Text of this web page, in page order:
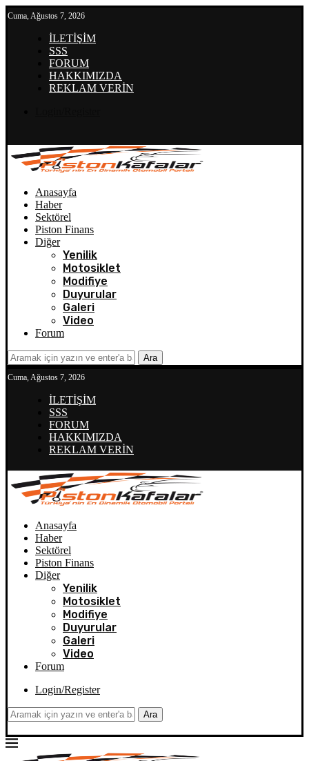
Cuma, Ağustos 7, 2026
İLETİŞİM
SSS
FORUM
HAKKIMIZDA
REKLAM VERİN
Anasayfa
Haber
Sektörel
Piston Finans
Diğer
Yenilik
Motosiklet
Modifiye
Duyurular
Galeri
Video
Forum
Ara
Cuma, Ağustos 7, 2026
İLETİŞİM
SSS
FORUM
HAKKIMIZDA
REKLAM VERİN
Anasayfa
Haber
Sektörel
Piston Finans
Diğer
Yenilik
Motosiklet
Modifiye
Duyurular
Galeri
Video
Forum
Login/Register
Ara